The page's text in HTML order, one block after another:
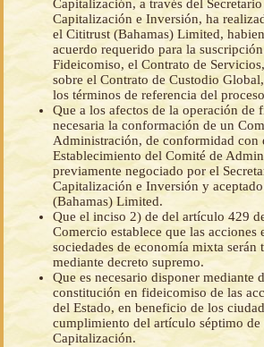
Capitalización, a través del
Capitalización e Inversión, ha
el Cititrust (Bahamas) Limited,
acuerdo requerido para la
Fideicomiso, el Contrato de
sobre el Contrato de Custodio
los términos de referencia del
Que a los afectos de la operación de
necesaria la conformación de un
Administración, de conformidad con
Establecimiento del Comité de
previamente negociado por el
Capitalización e Inversión y
(Bahamas) Limited.
Que el inciso 2) de del artículo 429
Comercio establece que las acciones
sociedades de economía mixta serán
mediante decreto supremo.
Que es necesario disponer mediante
constitución en fideicomiso de las
del Estado, en beneficio de los
cumplimiento del artículo séptimo de
Capitalización.